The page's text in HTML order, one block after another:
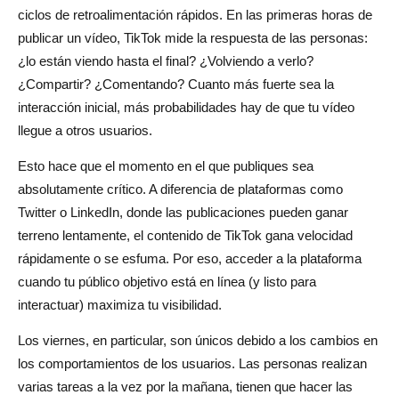
ciclos de retroalimentación rápidos. En las primeras horas de
publicar un vídeo, TikTok mide la respuesta de las personas:
¿lo están viendo hasta el final? ¿Volviendo a verlo?
¿Compartir? ¿Comentando? Cuanto más fuerte sea la
interacción inicial, más probabilidades hay de que tu vídeo
llegue a otros usuarios.
Esto hace que el momento en el que publiques sea
absolutamente crítico. A diferencia de plataformas como
Twitter o LinkedIn, donde las publicaciones pueden ganar
terreno lentamente, el contenido de TikTok gana velocidad
rápidamente o se esfuma. Por eso, acceder a la plataforma
cuando tu público objetivo está en línea (y listo para
interactuar) maximiza tu visibilidad.
Los viernes, en particular, son únicos debido a los cambios en
los comportamientos de los usuarios. Las personas realizan
varias tareas a la vez por la mañana, tienen que hacer las